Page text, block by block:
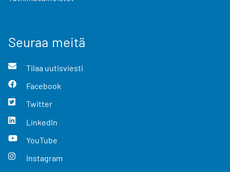
Seuraa meitä
Tilaa uutisviesti
Facebook
Twitter
LinkedIn
YouTube
Instagram